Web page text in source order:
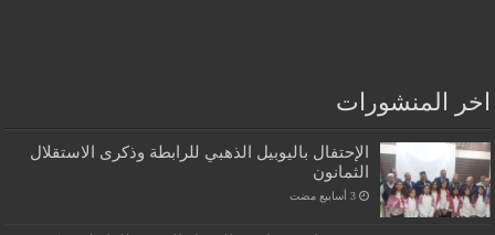
اخر المنشورات
الإحتفال باليوبيل الذهبي للرابطة وذكرى الاستقلال
الثمانون
‏3 أسابيع مضت